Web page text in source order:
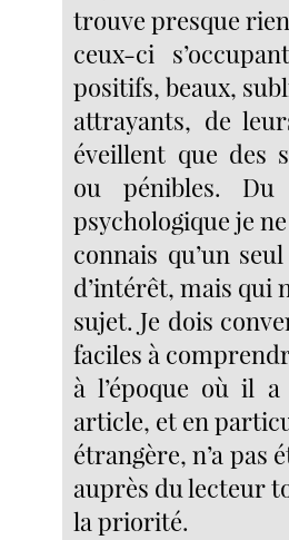
trouve presque
ceux-ci
positifs, beaux,
attrayants, de
éveillent que des
ou pénibles.
psychologique je ne
connais qu’un
d’intérêt, mais qui
sujet. Je dois
faciles à
à l’époque où il
article, et en
étrangère, n’a pas
auprès du lecteur
la priorité.